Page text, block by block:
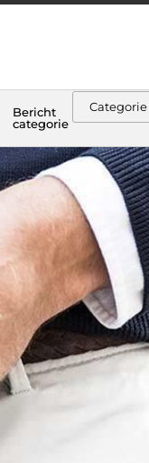
Bericht
categorie